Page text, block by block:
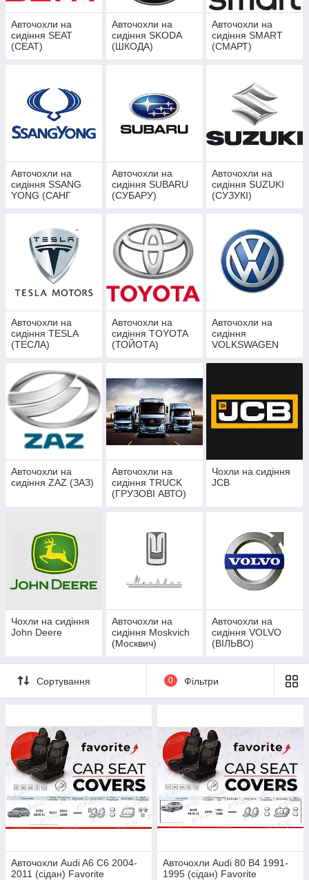
Авточохли на
сидіння SEAT
(СЕАТ)
Авточохли на
сидіння SKODA
(ШКОДА)
Авточохли на
сидіння SMART
(СМАРТ)
Авточохли на
сидіння SSANG
YONG (САНГ
Авточохли на
сидіння SUBARU
(СУБАРУ)
Авточохли на
сидіння SUZUKI
(СУЗУКІ)
Авточохли на
сидіння TESLA
(ТЕСЛА)
Авточохли на
сидіння TOYOTA
(ТОЙОТА)
Авточохли на
сидіння
VOLKSWAGEN
Авточохли на
сидіння ZAZ (ЗАЗ)
Авточохли на
сидіння TRUCK
(ГРУЗОВІ АВТО)
Чохли на сидіння
JCB
Чохли на сидіння
John Deere
Авточохли на
сидіння Moskvich
(Москвич)
Авточохли на
сидіння VOLVO
(ВІЛЬВО)
Сортування 0 Фільтри
Авточохли Audi A6 C6 2004-
2011 (сідан) Favorite
Авточохли Audi 80 B4 1991-
1995 (сідан) Favorite